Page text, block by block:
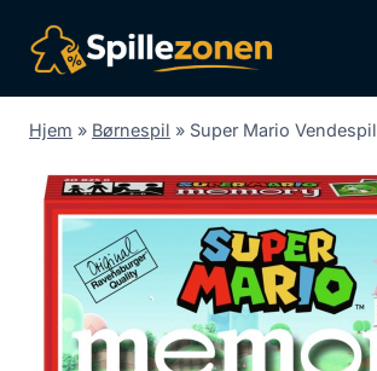
indhold
Hjem » Børnespil » Super Mario Vendespil